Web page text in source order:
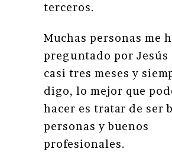
terceros.
Muchas personas me
preguntado por Jesús
casi tres meses y
digo, lo mejor que
hacer es tratar de ser
personas y buenos
profesionales.